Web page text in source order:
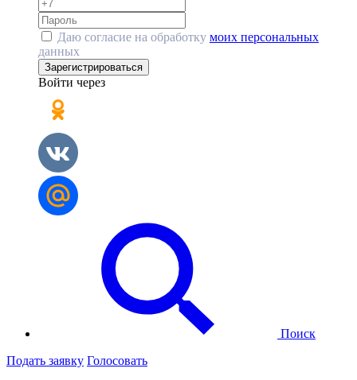
Даю согласие на обработку моих персональных
данных
Зарегистрироваться
Войти через
Поиск
Подать заявку Голосовать